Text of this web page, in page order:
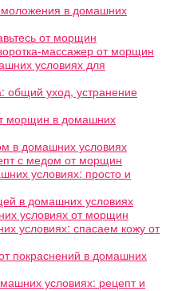
в домашних
от морщин
массажер от морщин
условиях для
общий уход, устранение
морщин в домашних
в домашних условиях
с медом от морщин
условиях: просто и
в домашних условиях
условиях от морщин
условиях: спасаем кожу от
покраснений в домашних
условиях: рецепт и